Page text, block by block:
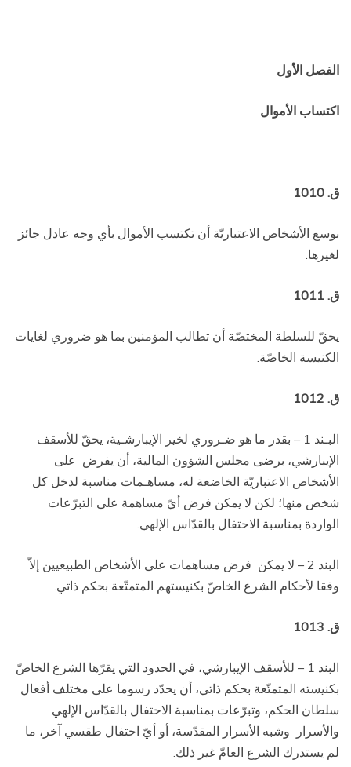
الفصل الأول
اكتساب الأموال
ق. 1010
بوسع الأشخاص الاعتباريّة أن تكتسب الأموال بأي وجه عادل جائز
لغيرها.
ق. 1011
يحقّ للسلطة المختصّة أن تطالب المؤمنين بما هو ضروري لغايات
الكنيسة الخاصّة.
ق. 1012
البـند 1 – بقدر ما هو ضـروري لخير الإيبارشـية، يحقّ للأسقف
الإيبارشي، برضى مجلس الشؤون المالية، أن يفرض على
الأشخاص الاعتباريّة الخاضعة له، مساهـمات مناسبة لدخل كل
شخص منها؛ لكن لا يمكن فرض أيّ مساهمة على التبرّعات
الواردة بمناسبة الاحتفال بالقدّاس الإلهي.
البند 2 – لا يمكن
فرض مساهمات على الأشخاص الطبيعيين إلاّ
وفقا لأحكام الشرع الخاصّ بكنيستهم المتمتّعة بحكم ذاتي.
ق. 1013
البند 1 – للأسقف الإيبارشي، في الحدود التي يقرّها الشرع الخاصّ
بكنيسته المتمتّعة بحكم ذاتي، أن يحدّد رسوما على مختلف أفعال
سلطان الحكم، وتبرّعات بمناسبة الاحتفال بالقدّاس الإلهي
والأسرار
وشبه الأسرار المقدّسة، أو أيّ احتفال طقسي آخر، ما
لم يستدرك الشرع العامّ غير ذلك.